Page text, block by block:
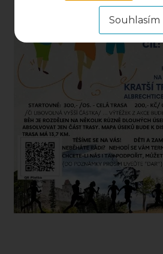
Souhlasím